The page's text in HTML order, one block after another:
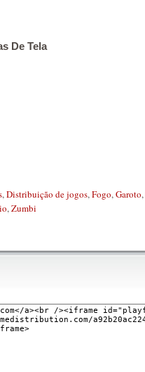
De Tela
,Distribuição de jogos,Fogo,Garoto,
,Zumbi